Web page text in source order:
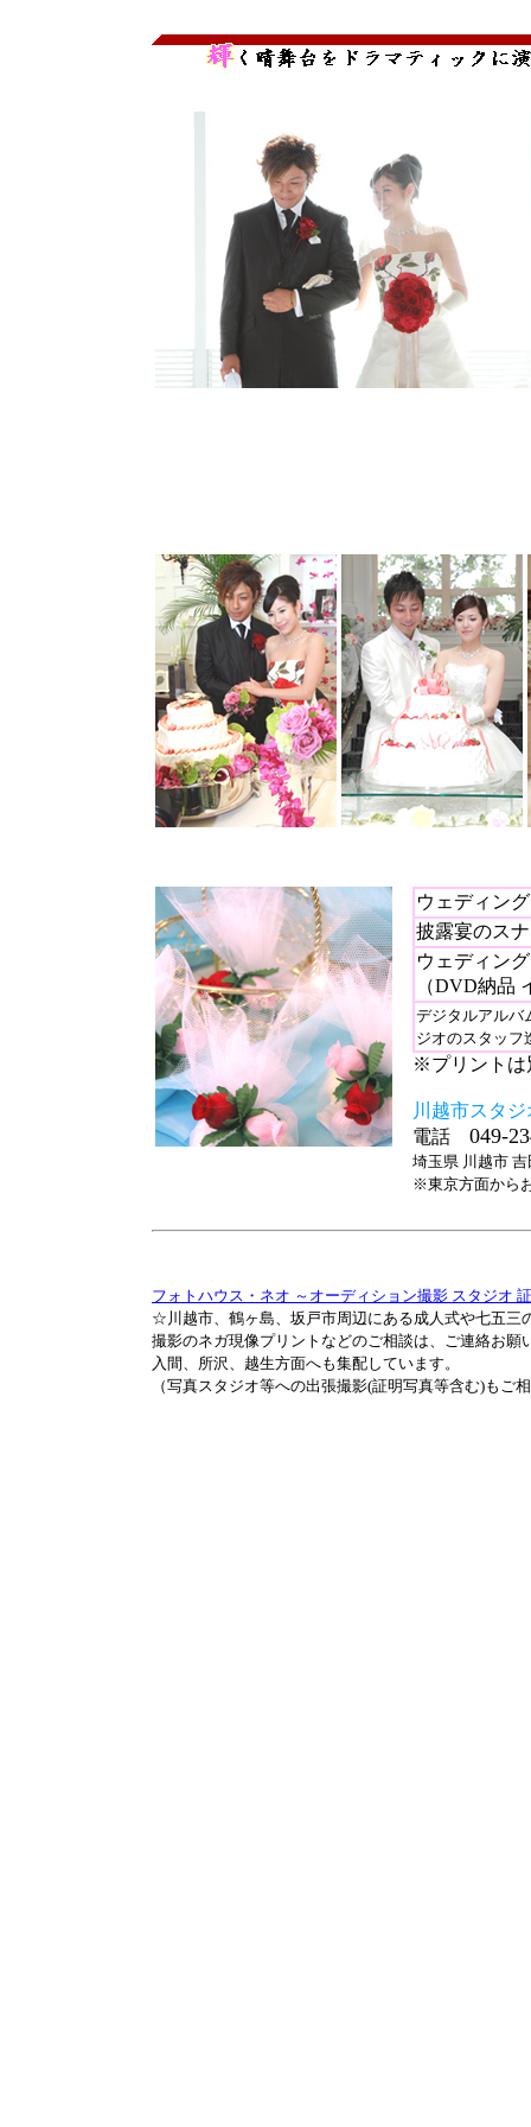
ウェディン
披露宴のス
ウェディン
（DVD納品
デジタルアルバ
ジオのスタッフ
※プリントは
川越市スタ
電話 049-
埼玉県 川越市
※東京方面から
フォトハウス・ネオ ～オーディション撮影 スタジオ
☆ 川越市、鶴ヶ島、坂戸市周辺にある成人式や七五
撮影のネガ現像プリントなどのご相談は、ご連絡お願
入間、所沢、越生方面へも集配しています。
（写真スタジオ等への出張撮影(証明写真等含む)もご